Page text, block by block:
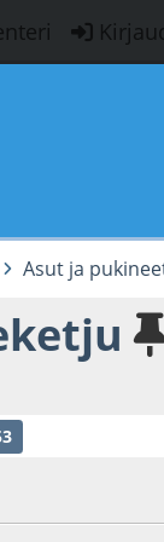
Asut ja